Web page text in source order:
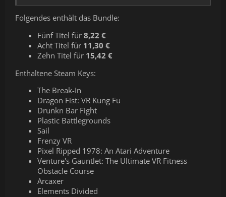
Folgendes enthält das Bundle:
Fünf Titel für 8,22 €
Acht Titel für 11,30 €
Zehn Titel für 15,42 €
Enthaltene Steam Keys:
The Break-In
Dragon Fist: VR Kung Fu
Drunkn Bar Fight
Plastic Battlegrounds
Sail
Frenzy VR
Pixel Ripped 1978: An Atari Adventure
Venture's Gauntlet: The Ultimate VR Fitness
Obstacle Course
Arcaxer
Elements Divided